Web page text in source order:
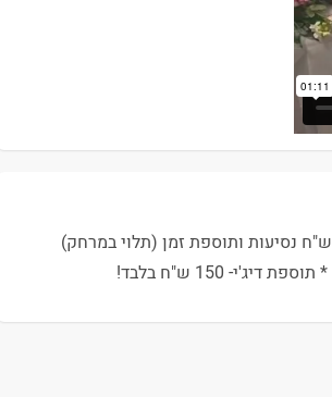
המחירים לא כוללים מע"מ. *אירוע צפונית / דרומית מפ"ת בתוספת 200 ש"ח נסיעות ותוספת זמן (תלוי במרחק)